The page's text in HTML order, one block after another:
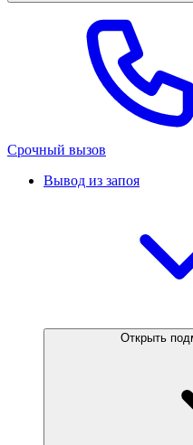
Срочный вызов
Вывод из запоя
Открыть